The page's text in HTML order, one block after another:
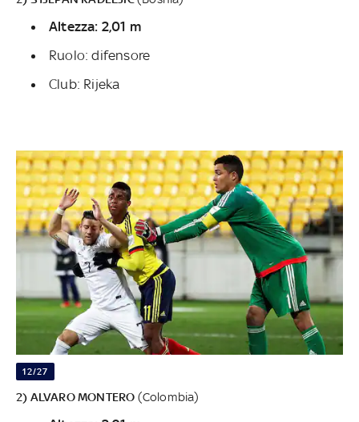
Altezza: 2,01 m
Ruolo: difensore
Club: Rijeka
12/27
2) ALVARO MONTERO (Colombia)